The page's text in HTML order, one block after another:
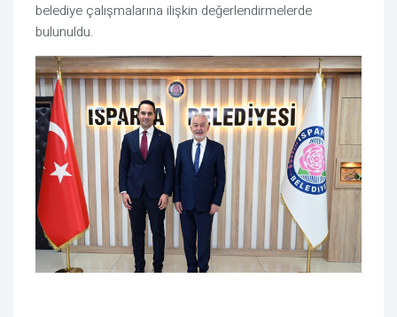
belediye çalışmalarına ilişkin değerlendirmelerde
bulunuldu.